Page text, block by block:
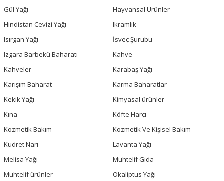
Gül Yağı
Hayvansal Ürünler
Hindistan Cevizi Yağı
Ikramlık
Isırgan Yağı
İsveç Şurubu
Izgara Barbekü Baharatı
Kahve
Kahveler
Karabaş Yağı
Karışım Baharat
Karma Baharatlar
Kekik Yağı
Kimyasal ürünler
Kına
Köfte Harçı
Kozmetik Bakım
Kozmetik Ve Kişisel Bakım
Kudret Narı
Lavanta Yağı
Melisa Yağı
Muhtelif Gıda
Muhtelif ürünler
Okaliptus Yağı